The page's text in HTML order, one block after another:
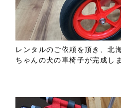
レンタルのご依頼を頂き、
ちゃんの犬の車椅子が完成し